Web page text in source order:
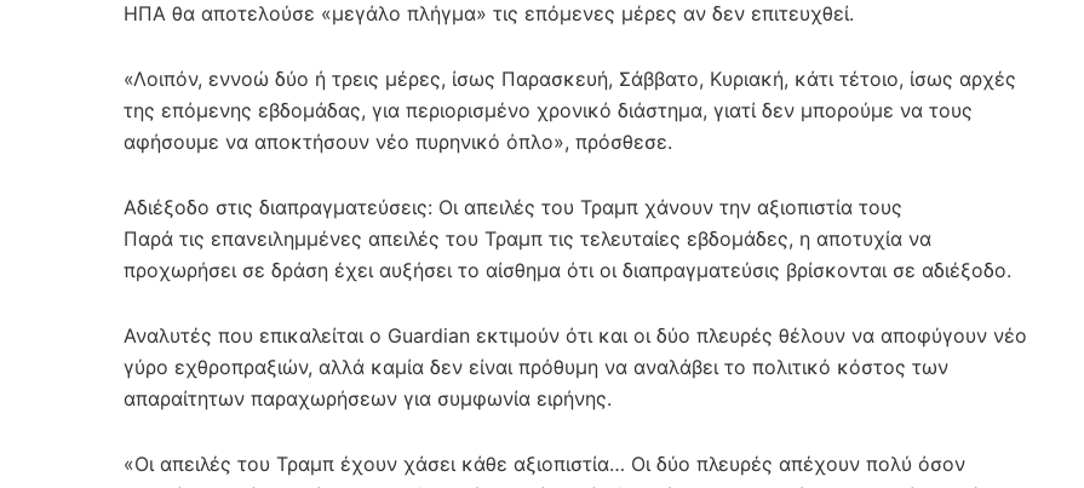
ΗΠΑ θα αποτελούσε «μεγάλο πλήγμα» τις επόμενες μέρες αν δεν επιτευχθεί.
«Λοιπόν, εννοώ δύο ή τρεις μέρες, ίσως Παρασκευή, Σάββατο, Κυριακή, κάτι τέτοιο, ίσως αρχές
της επόμενης εβδομάδας, για περιορισμένο χρονικό διάστημα, γιατί δεν μπορούμε να τους
αφήσουμε να αποκτήσουν νέο πυρηνικό όπλο», πρόσθεσε.
Αδιέξοδο στις διαπραγματεύσεις: Οι απειλές του Τραμπ χάνουν την αξιοπιστία τους
Παρά τις επανειλημμένες απειλές του Τραμπ τις τελευταίες εβδομάδες, η αποτυχία να
προχωρήσει σε δράση έχει αυξήσει το αίσθημα ότι οι διαπραγματεύσις βρίσκονται σε αδιέξοδο.
Αναλυτές που επικαλείται ο Guardian εκτιμούν ότι και οι δύο πλευρές θέλουν να αποφύγουν νέο
γύρο εχθροπραξιών, αλλά καμία δεν είναι πρόθυμη να αναλάβει το πολιτικό κόστος των
απαραίτητων παραχωρήσεων για συμφωνία ειρήνης.
«Οι απειλές του Τραμπ έχουν χάσει κάθε αξιοπιστία… Οι δύο πλευρές απέχουν πολύ όσον